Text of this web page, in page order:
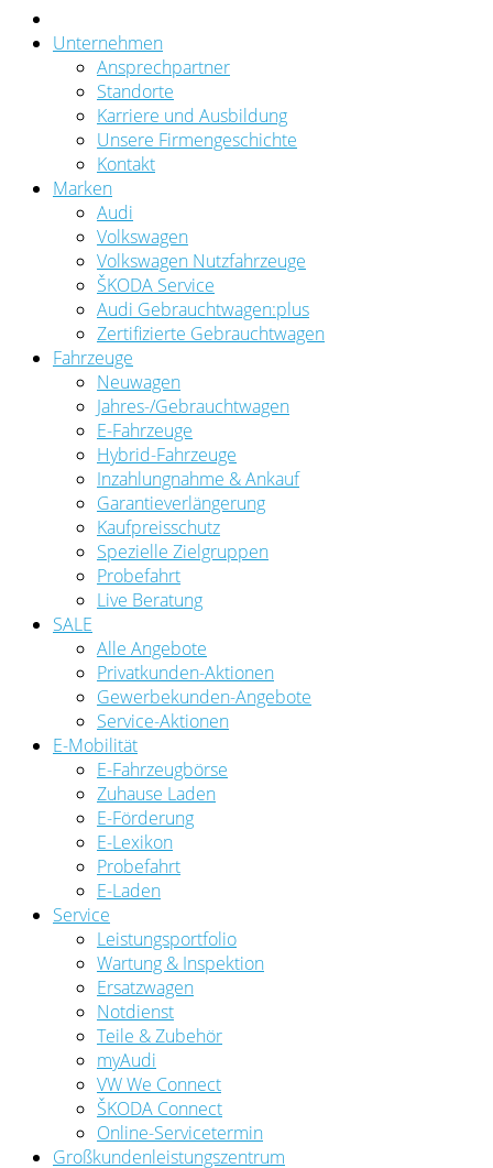
Unternehmen
Ansprechpartner
Standorte
Karriere und Ausbildung
Unsere Firmengeschichte
Kontakt
Marken
Audi
Volkswagen
Volkswagen Nutzfahrzeuge
ŠKODA Service
Audi Gebrauchtwagen:plus
Zertifizierte Gebrauchtwagen
Fahrzeuge
Neuwagen
Jahres-/Gebrauchtwagen
E-Fahrzeuge
Hybrid-Fahrzeuge
Inzahlungnahme & Ankauf
Garantieverlängerung
Kaufpreisschutz
Spezielle Zielgruppen
Probefahrt
Live Beratung
SALE
Alle Angebote
Privatkunden-Aktionen
Gewerbekunden-Angebote
Service-Aktionen
E-Mobilität
E-Fahrzeugbörse
Zuhause Laden
E-Förderung
E-Lexikon
Probefahrt
E-Laden
Service
Leistungsportfolio
Wartung & Inspektion
Ersatzwagen
Notdienst
Teile & Zubehör
myAudi
VW We Connect
ŠKODA Connect
Online-Servicetermin
Großkundenleistungszentrum